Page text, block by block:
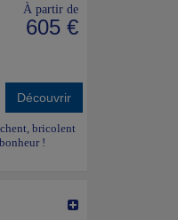
À partir de
605 €
Découvrir
bricolent
!